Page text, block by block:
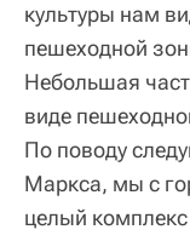
культуры нам
пешеходной
Небольшая
виде
По поводу
Маркса, мы с
целый